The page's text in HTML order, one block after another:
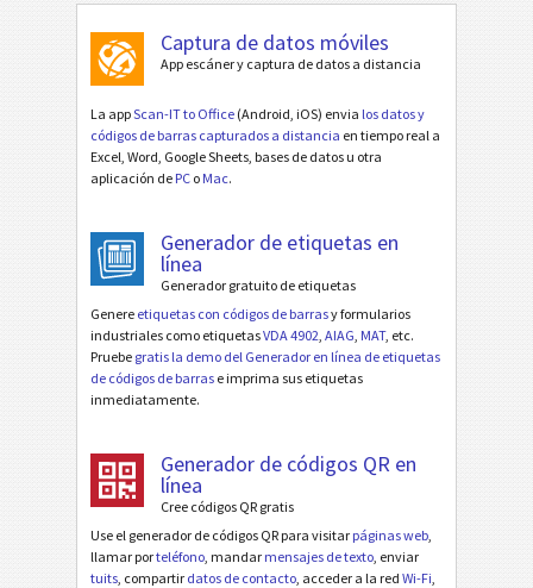
Captura de datos móviles
App escáner y captura de datos a distancia
La appScan-IT to Office (Android, iOS) envia los datos y
códigos de barras capturados a distancia en tiempo real a
Excel, Word, Google Sheets, bases de datos u otra
aplicación de PC o Mac.
Generador de etiquetas en
línea
Generador gratuito de etiquetas
Genere etiquetas con códigos de barrasy formularios
industriales como etiquetasVDA 4902 AIAG MAT, etc.
Pruebe gratis la demo del Generador en línea de etiquetas
de códigos de barras e imprima sus etiquetas
inmediatamente.
Generador de códigos QR en
línea
Cree códigos QR gratis
Use el generador de códigos QR para visitar páginas web
llamar porteléfono , mandar mensajes de texto , enviar
tuits , compartir datos de contacto , acceder a la red Wi-Fi